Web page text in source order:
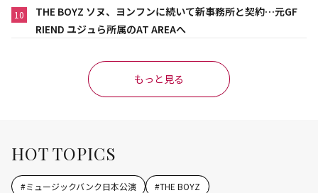
10
THE BOYZ ソヌ、ヨンフンに続いて新事務所と契約…元GF
RIEND ユジュら所属のAT AREAへ
もっと見る
HOT TOPICS
#ミュージックバンク日本公演 #THE BOYZ